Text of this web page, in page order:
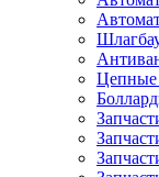
Цепные